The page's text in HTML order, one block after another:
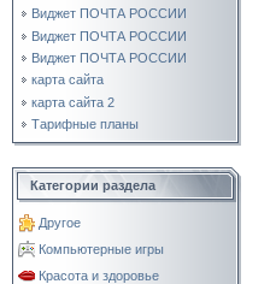
Виджет ПОЧТА РОССИИ
Виджет ПОЧТА РОССИИ
Виджет ПОЧТА РОССИИ
карта сайта
карта сайта 2
Тарифные планы
Категории раздела
Другое
Компьютерные игры
Красота и здоровье